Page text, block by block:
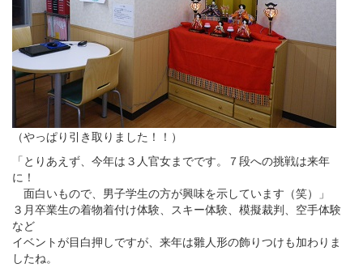
（やっぱり引き取りました！！）
「とりあえず、今年は３人官女までです。７段への挑戦は来年
に！
面白いもので、男子学生の方が興味を示しています（笑）」
３月卒業生の着物着付け体験、スキー体験、模擬裁判、空手体験
など
イベントが目白押しですが、来年は雛人形の飾りつけも加わりま
したね。